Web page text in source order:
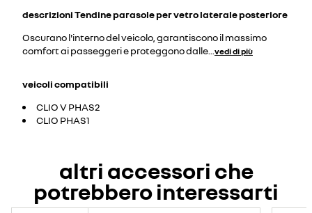
descrizioniTendine parasole per vetro laterale posteriore
Oscurano l'interno del veicolo, garantiscono il massimo
comfort ai passeggeri e proteggono dalle vedi di più
veicoli compatibili
CLIO V PHAS2
CLIO PHAS1
altri accessori che
potrebbero interessarti